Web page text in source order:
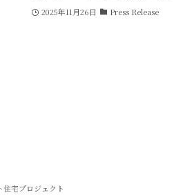
2025年11月26日 Press Release
宅プロジェクト